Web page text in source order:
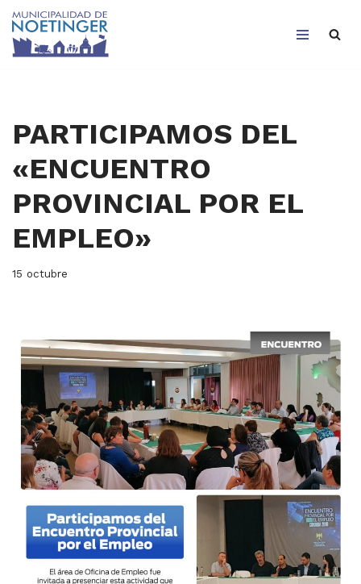
Saltar
PARTICIPAMOS DEL
«ENCUENTRO
PROVINCIAL POR EL
EMPLEO»
15 octubre